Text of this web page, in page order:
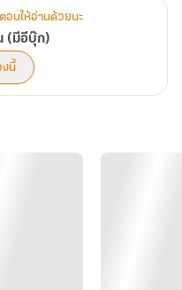
ลมอวบอ้วนของนางไว้ ซบ
เป็นเพียงลูกแมวไร้เขี้ยวเล็บ
งวลว่าอาจมีคนเห็นพวกเขา
อาจถูกตำหนิ แต่รอบๆ กลับไม่มี
ก็ถูกปิดมิดชิดเรียบร้อยแล้ว
ห้งจากตักของภรรยาอย่าง
อนให้อ่านด้วยนะ
(มีอีบุ๊ก)
งนี้